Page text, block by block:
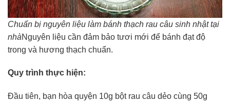
Chuẩn bị nguyên liệu làm bánh thạch rau câu sinh nhật tại
nhàNguyên liệu cần đảm bảo tươi mới để bánh đạt độ
trong và hương thạch chuẩn.
Quy trình thực hiện:
Đầu tiên, bạn hòa quyện 10g bột rau câu dẻo cùng 50g